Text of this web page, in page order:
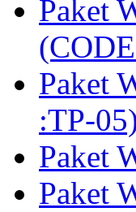
Paket
Paket
:TP-
Paket
Paket